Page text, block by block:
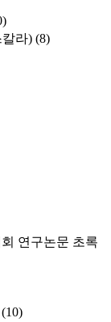
라) (8)
연구논문 초록
(10)